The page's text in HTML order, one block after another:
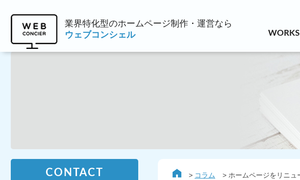
業界特化型のホームページ制作・運営なら
ウェブコンシェル
WORKS
コラム ホームページをリニュ
CONTACT